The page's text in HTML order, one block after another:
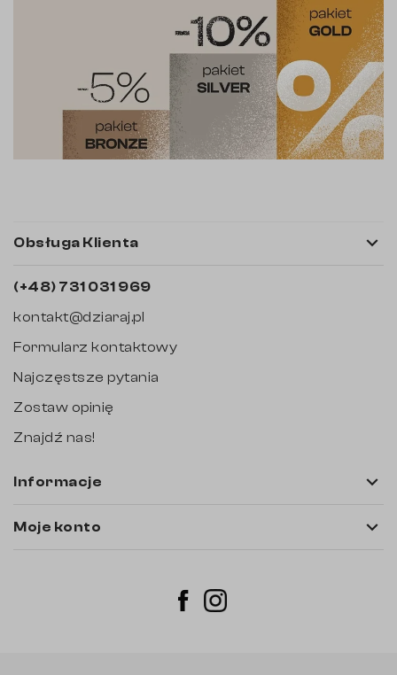
Obsługa Klienta 
(+48) 731 031 969
kontakt@dziaraj.pl
Formularz kontaktowy
Najczęstsze pytania
Zostaw opinię
Znajdź nas!
Informacje 
Moje konto 